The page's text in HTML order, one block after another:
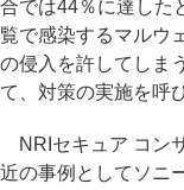
合では44％に達した
覧で感染するマルウ
の侵入を許してしま
て、対策の実施を呼
NRIセキュア コン
近の事例としてソニ